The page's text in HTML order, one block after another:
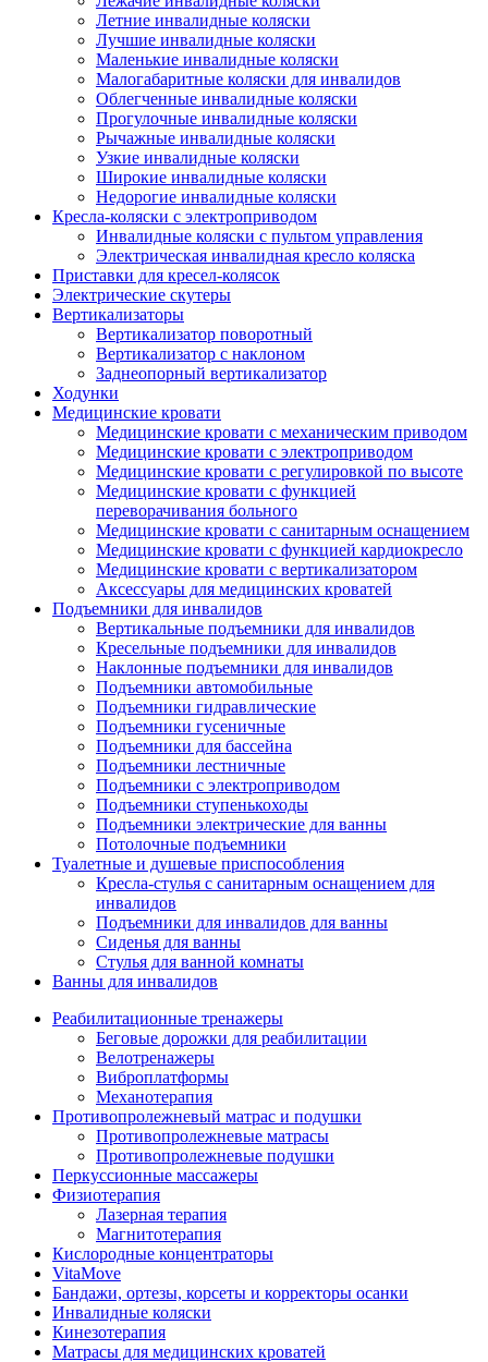
Летние инвалидные коляски
Лучшие инвалидные коляски
Маленькие инвалидные коляски
Малогабаритные коляски для инвалидов
Облегченные инвалидные коляски
Прогулочные инвалидные коляски
Рычажные инвалидные коляски
Узкие инвалидные коляски
Широкие инвалидные коляски
Недорогие инвалидные коляски
Кресла-коляски с электроприводом
Инвалидные коляски с пультом управления
Электрическая инвалидная кресло коляска
Приставки для кресел-колясок
Электрические скутеры
Вертикализаторы
Вертикализатор поворотный
Вертикализатор с наклоном
Заднеопорный вертикализатор
Ходунки
Медицинские кровати
Медицинские кровати с механическим приводом
Медицинские кровати с электроприводом
Медицинские кровати с регулировкой по высоте
Медицинские кровати с функцией
переворачивания больного
Медицинские кровати с санитарным оснащением
Медицинские кровати с функцией кардиокресло
Медицинские кровати с вертикализатором
Аксессуары для медицинских кроватей
Подъемники для инвалидов
Вертикальные подъемники для инвалидов
Кресельные подъемники для инвалидов
Наклонные подъемники для инвалидов
Подъемники автомобильные
Подъемники гидравлические
Подъемники гусеничные
Подъемники для бассейна
Подъемники лестничные
Подъемники с электроприводом
Подъемники ступенькоходы
Подъемники электрические для ванны
Потолочные подъемники
Туалетные и душевые приспособления
Кресла-стулья с санитарным оснащением для
инвалидов
Подъемники для инвалидов для ванны
Сиденья для ванны
Стулья для ванной комнаты
Ванны для инвалидов
Реабилитационные тренажеры
Беговые дорожки для реабилитации
Велотренажеры
Виброплатформы
Механотерапия
Противопролежневый матрас и подушки
Противопролежневые матрасы
Противопролежневые подушки
Перкуссионные массажеры
Физиотерапия
Лазерная терапия
Магнитотерапия
Кислородные концентраторы
VitaMove
Бандажи, ортезы, корсеты и корректоры осанки
Инвалидные коляски
Кинезотерапия
Матрасы для медицинских кроватей